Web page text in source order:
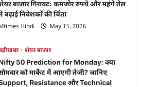
बाजार गिरावट: कमजोर रुपये और महंगे तेल
बढ़ाई निवेशकों की चिंता
Hindi
May 15, 2026
शेयर बाजार
50 Prediction for Monday: क्या
को मार्केट में आएगी तेजी? जानिए
Resistance और Technical